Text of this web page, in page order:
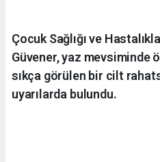
Çocuk Sağlığı ve
Güvener, yaz mevsiminde
sıkça görülen bir cilt
uyarılarda bulundu.